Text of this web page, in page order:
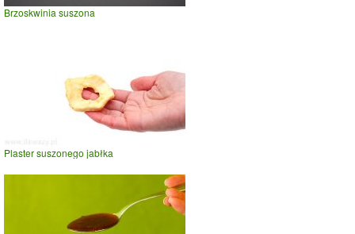
Brzoskwinia suszona
Plaster suszonego jabłka